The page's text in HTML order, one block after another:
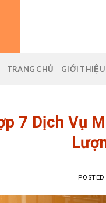
TRANG CHỦ GIỚI THIỆU
7 Dịch Vụ
POSTED